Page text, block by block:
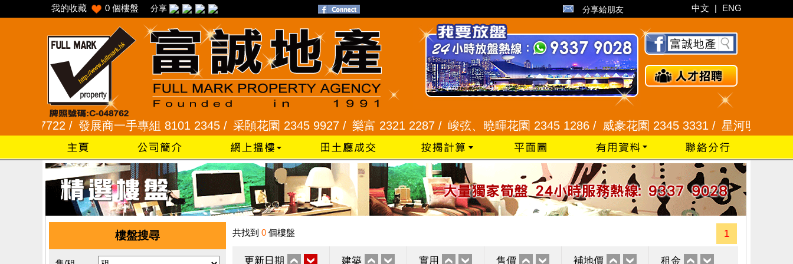
我的收藏 0 個樓盤 分享 分享給朋友 中文 | ENG
7722 /發展商一手專組 8101 2345 /采頣花園 2345 9927 /樂富 2321 2287 /峻弦、曉暉花園 2345 1286 /威豪花園 2345 3331 /星河明居、悅庭軒
樓盤搜尋 共找到 0 個樓盤 1
更新日期 建築 實用 售價 補地價 租金